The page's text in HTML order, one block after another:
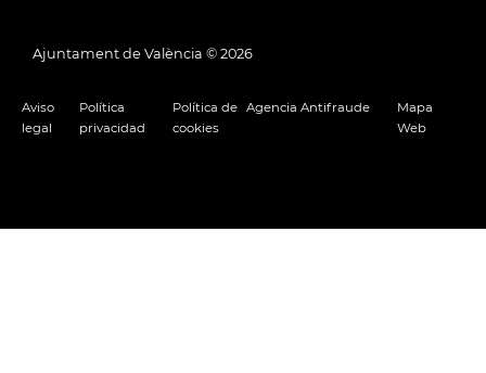
Ajuntament de València © 2026
Aviso
legal
Política
privacidad
Política de
cookies
Agencia Antifraude
Mapa
Web